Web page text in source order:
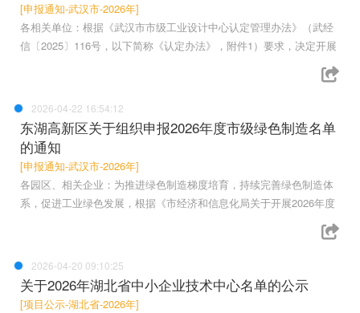
[申报通知-武汉市-2026年]
各相关单位：根据《武汉市市级工业设计中心认定管理办法》（武经
信〔2025〕116号，以下简称《认定办法》，附件1）要求，决定开展
2026-04-22 16:54:12
东湖高新区关于组织申报2026年度市级绿色制造名单
的通知
[申报通知-武汉市-2026年]
各园区、相关企业：为推进绿色制造梯度培育，持续完善绿色制造体
系，促进工业绿色发展，根据《市经济和信息化局关于开展2026年度
2026-04-20 09:10:25
关于2026年湖北省中小企业技术中心名单的公示
[项目公示-湖北省-2026年]